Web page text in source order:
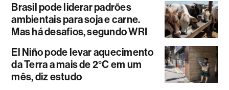
Brasil pode liderar padrões
ambientais para soja e carne.
Mas há desafios, segundo WRI
El Niño pode levar aquecimento
da Terra a mais de 2°C em um
mês, diz estudo